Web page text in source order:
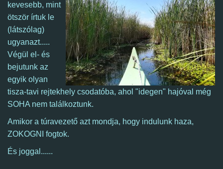
kevesebb, mint
ötször írtuk le
(látszólag)
ugyanazt.....
Végül el- és
bejutunk az
egyik olyan
tisza-tavi rejtekhely csodatóba, ahol "idegen" hajóval még
SOHA nem találkoztunk.
Amikor a túravezető azt mondja, hogy indulunk haza,
ZOKOGNI fogtok.
És joggal......